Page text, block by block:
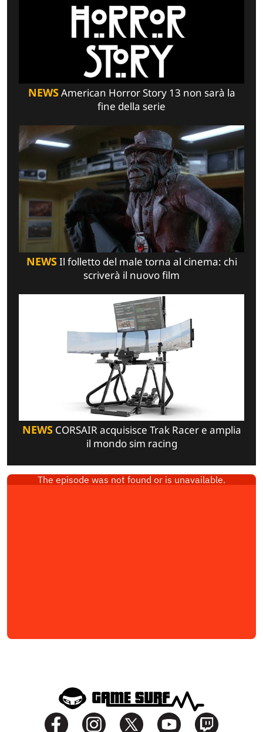
NEWSAmerican Horror Story 13 non sarà la
fine della serie
NEWSIl folletto del male torna al cinema: chi
scriverà il nuovo film
NEWSCORSAIR acquisisce Trak Racer e amplia
il mondo sim racing